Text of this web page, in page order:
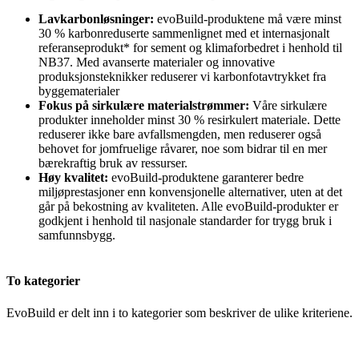
Lavkarbonløsninger: evoBuild-produktene må være minst
30 % karbonreduserte sammenlignet med et internasjonalt
referanseprodukt* for sement og klimaforbedret i henhold til
NB37. Med avanserte materialer og innovative
produksjonsteknikker reduserer vi karbonfotavtrykket fra
byggematerialer
Fokus på sirkulære materialstrømmer: Våre sirkulære
produkter inneholder minst 30 % resirkulert materiale. Dette
reduserer ikke bare avfallsmengden, men reduserer også
behovet for jomfruelige råvarer, noe som bidrar til en mer
bærekraftig bruk av ressurser.
Høy kvalitet: evoBuild-produktene garanterer bedre
miljøprestasjoner enn konvensjonelle alternativer, uten at det
går på bekostning av kvaliteten. Alle evoBuild-produkter er
godkjent i henhold til nasjonale standarder for trygg bruk i
samfunnsbygg.
To kategorier
EvoBuild er delt inn i to kategorier som beskriver de ulike kriteriene.